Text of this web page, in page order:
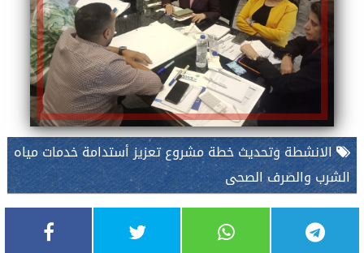
الانشطة وتحديث خطة مشروع تعزيز أستدامة خدمات مياه
الشرب والصرف الصحى